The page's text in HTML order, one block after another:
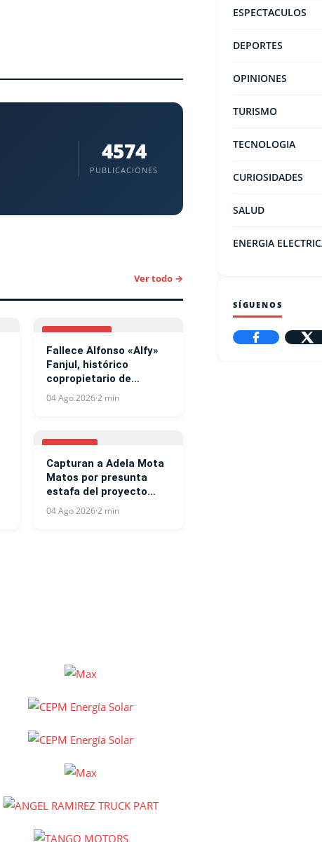
4574
PUBLICACIONES
Ver todo →
NACIONALES
Fallece Alfonso «Alfy»
Fanjul, histórico
copropietario de
Central Romana
04 Ago 2026·2 min
NOTICIAS
Capturan a Adela Mota
Matos por presunta
estafa del proyecto
West Side Residences
en Punta Cana
04 Ago 2026·2 min
ESPECTACULOS
DEPORTES
OPINIONES
TURISMO
TECNOLOGIA
CURIOSIDADES
SALUD
ENERGIA
SÍGUENOS